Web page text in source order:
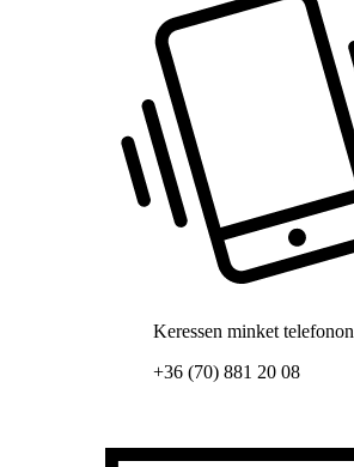
Keressen minket telefonon
+36 (70) 881 20 08